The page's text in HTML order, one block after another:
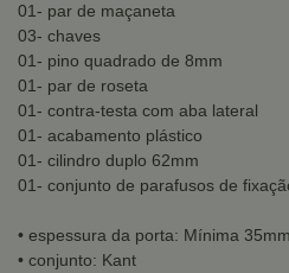
01- par de maçaneta
03- chaves
01- pino quadrado de 8mm
01- par de roseta
01- contra-testa com aba lateral
01- acabamento plástico
01- cilindro duplo 62mm
01- conjunto de parafusos de
• espessura da porta: Mínima
• conjunto: Kant